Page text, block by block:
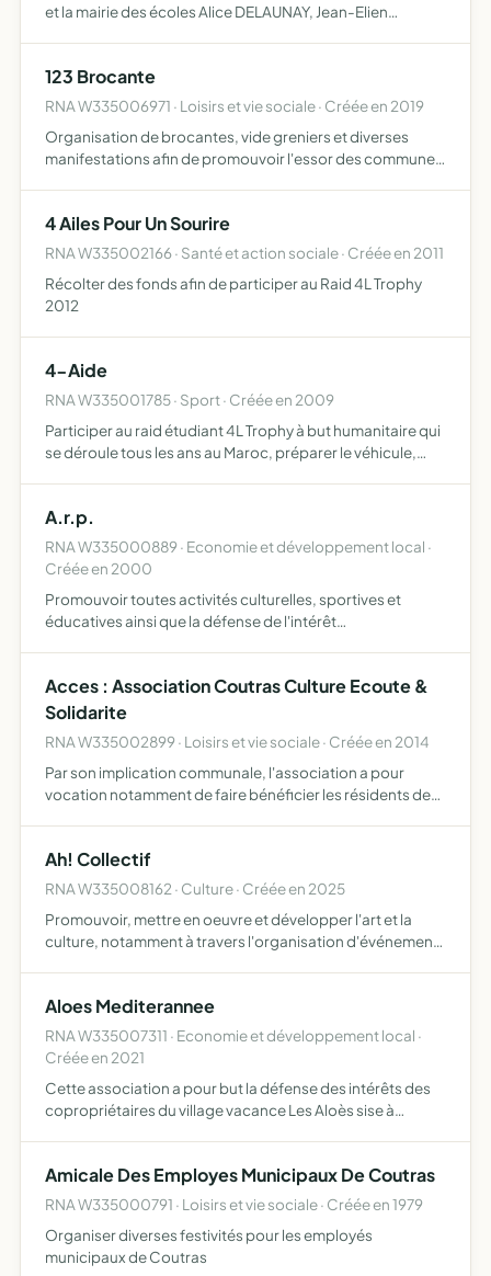
et la mairie des écoles Alice DELAUNAY, Jean-Elien
123 Brocante
RNA W335006971 · Loisirs et vie sociale · Créée en 2019
Organisation de brocantes, vide greniers et diverses
manifestations afin de promouvoir l'essor des communes
4 Ailes Pour Un Sourire
RNA W335002166 · Santé et action sociale · Créée en 2011
Récolter des fonds afin de participer au Raid 4L Trophy
2012
4-Aide
RNA W335001785 · Sport · Créée en 2009
Participer au raid étudiant 4L Trophy à but humanitaire qui
se déroule tous les ans au Maroc, préparer le véhicule,
A.r.p.
RNA W335000889 · Economie et développement local ·
Créée en 2000
Promouvoir toutes activités culturelles, sportives et
éducatives ainsi que la défense de l'intérêt
Acces : Association Coutras Culture Ecoute &
Solidarite
RNA W335002899 · Loisirs et vie sociale · Créée en 2014
Par son implication communale, l'association a pour
vocation notamment de faire bénéficier les résidents de
l'organisat…
Ah! Collectif
RNA W335008162 · Culture · Créée en 2025
Promouvoir, mettre en oeuvre et développer l'art et la
culture, notamment à travers l'organisation d'événements
Aloes Mediterannee
RNA W335007311 · Economie et développement local ·
Créée en 2021
Cette association a pour but la défense des intérêts des
copropriétaires du village vacance Les Aloès sise à
de…
Amicale Des Employes Municipaux De Coutras
RNA W335000791 · Loisirs et vie sociale · Créée en 1979
Organiser diverses festivités pour les employés
municipaux de Coutras